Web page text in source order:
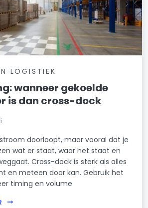
LOGISTIEK
wanneer gekoelde
is dan cross-dock
doorloopt, maar vooral dat je
wat er staat, waar het staat en
Cross-dock is sterk als alles
en meteen door kan. Gebruik het
timing en volume